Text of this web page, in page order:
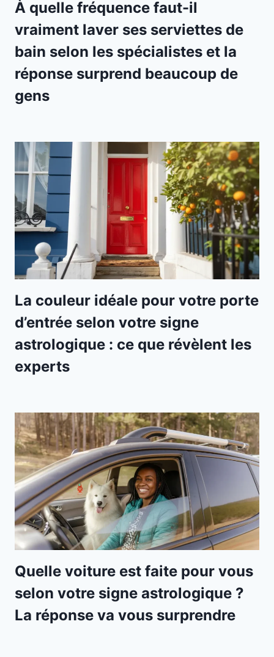
À quelle fréquence faut-il
vraiment laver ses serviettes de
bain selon les spécialistes et la
réponse surprend beaucoup de
gens
La couleur idéale pour votre porte
d’entrée selon votre signe
astrologique : ce que révèlent les
experts
Quelle voiture est faite pour vous
selon votre signe astrologique ?
La réponse va vous surprendre